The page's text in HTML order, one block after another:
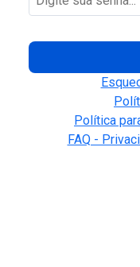
Política
FAQ -